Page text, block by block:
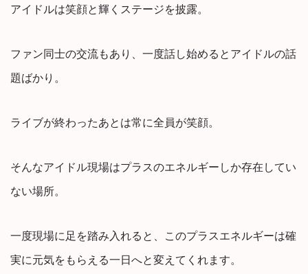
アイドルは笑顔と輝くステージを披露。
ファン同士の交流もあり、一度話し始めるとアイドルの話
題ばかり。
ライブが終わったあとは常に全員が笑顔。
そんなアイドル現場はプラスのエネルギーしか存在してい
ない場所。
一度現場に足を踏み入れると、このプラスエネルギーは確
実に元気をもらえる一日へと変えてくれます。